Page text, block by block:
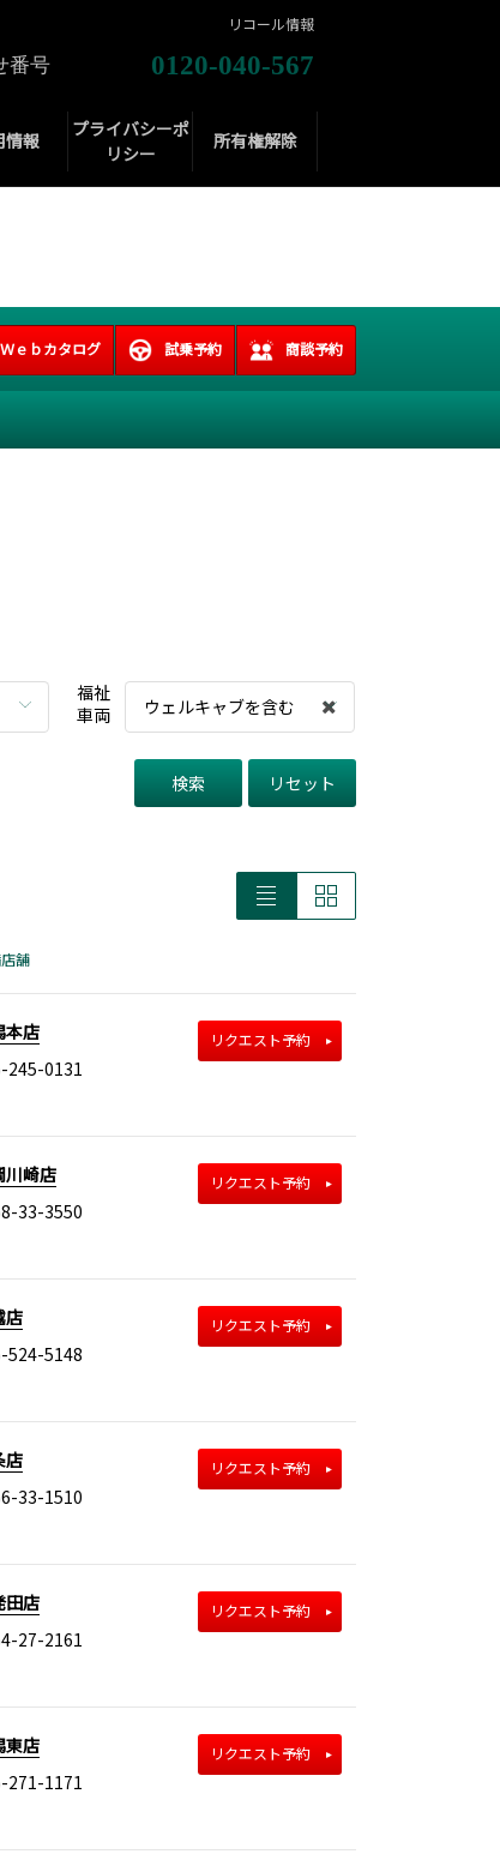
番号 0120-040-567
情報
プライバシーポ
リシー
所有権解除
リコール情報
Ｗｅｂカタログ 試乗予約 商談予約
福祉
車両
ウェルキャブを含む
検索 リセット
舗
本店
245-0131
リクエスト予約
川崎店
33-3550
リクエスト予約
店
524-5148
リクエスト予約
店
33-1510
リクエスト予約
田店
27-2161
リクエスト予約
東店
271-1171
リクエスト予約